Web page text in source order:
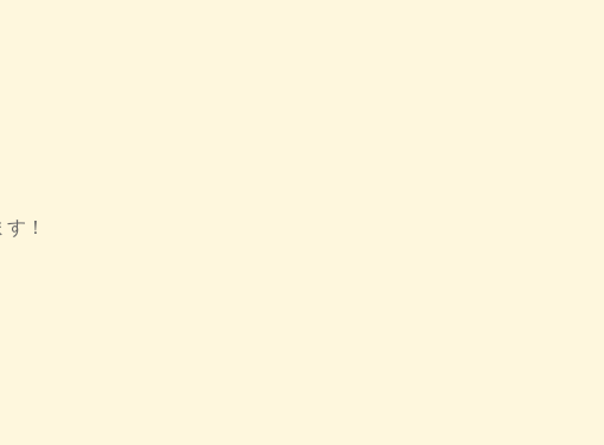
！